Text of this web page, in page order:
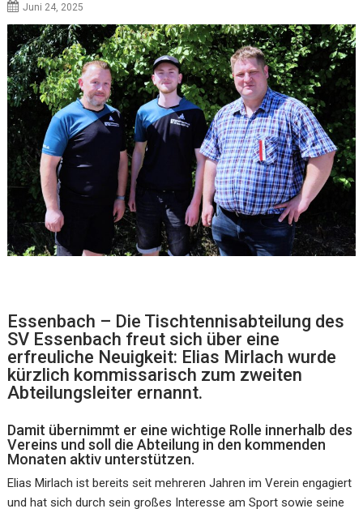
Juni 24, 2025
Essenbach – Die Tischtennisabteilung des
SV Essenbach freut sich über eine
erfreuliche Neuigkeit: Elias Mirlach wurde
kürzlich kommissarisch zum zweiten
Abteilungsleiter ernannt.
Damit übernimmt er eine wichtige Rolle innerhalb des
Vereins und soll die Abteilung in den kommenden
Monaten aktiv unterstützen.
Elias Mirlach ist bereits seit mehreren Jahren im Verein engagiert
und hat sich durch sein großes Interesse am Sport sowie seine